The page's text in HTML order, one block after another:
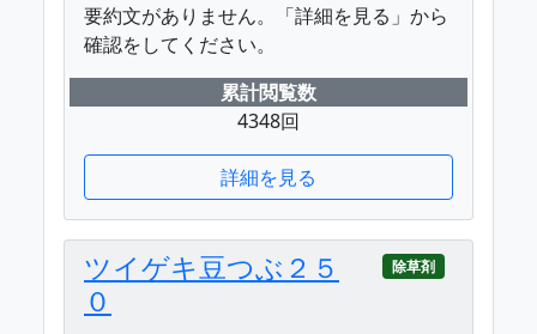
要約文がありません。「詳細を見る」から
確認をしてください。
累計閲覧数
4348回
詳細を見る
ツイゲキ豆つぶ２５
０
除草剤